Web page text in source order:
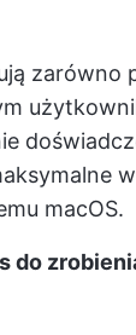
zarówno
macOS.
do